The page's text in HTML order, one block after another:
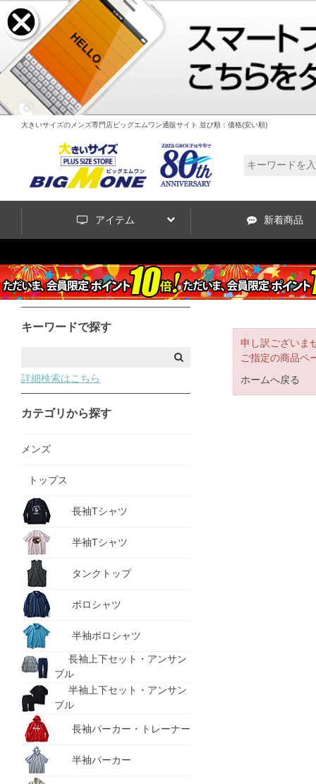
大きいサイズのメンズ専門店ビッグエムワン通販サイト 並び順：価格(安い順)
アイテム 新着商品
キーワードで探す
詳細検索はこちら
カテゴリから探す
メンズ
トップス
長袖Tシャツ
半袖Tシャツ
タンクトップ
ポロシャツ
半袖ポロシャツ
長袖上下セット・アンサン
ブル
半袖上下セット・アンサン
ブル
長袖パーカー・トレーナー
半袖パーカー
申し訳ございま
ご指定の商品ペ
ホームへ戻る